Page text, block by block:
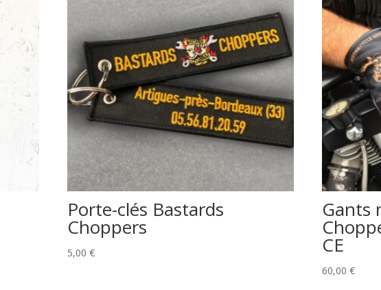
Porte-clés Bastards
Choppers
5,00 €
Gants
CE
60,00€